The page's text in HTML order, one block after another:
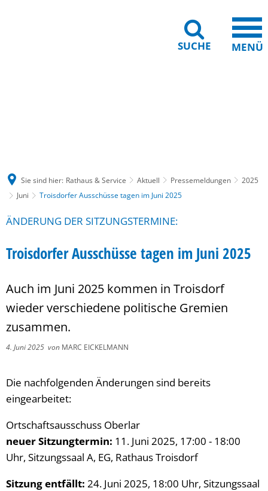
SUCHE MENÜ
Sie sind hier: Rathaus & Service Aktuell Pressemeldungen
2025
Juni
Troisdorfer Ausschüsse tagen im Juni 2025
ÄNDERUNG DER SITZUNGSTERMINE:
Troisdorfer Ausschüsse tagen im Juni 2025
Auch im Juni 2025 kommen in Troisdorf
wieder verschiedene politische Gremien
zusammen.
4. Juni 2025 von MARC EICKELMANN
Die nachfolgenden Änderungen sind bereits
eingearbeitet:
Ortschaftsausschuss Oberlar
neuer Sitzungtermin: 11. Juni 2025, 17:00 - 18:00
Uhr, Sitzungssaal A, EG, Rathaus Troisdorf
Sitzung entfällt: 24. Juni 2025, 18:00 Uhr, Sitzungssaal